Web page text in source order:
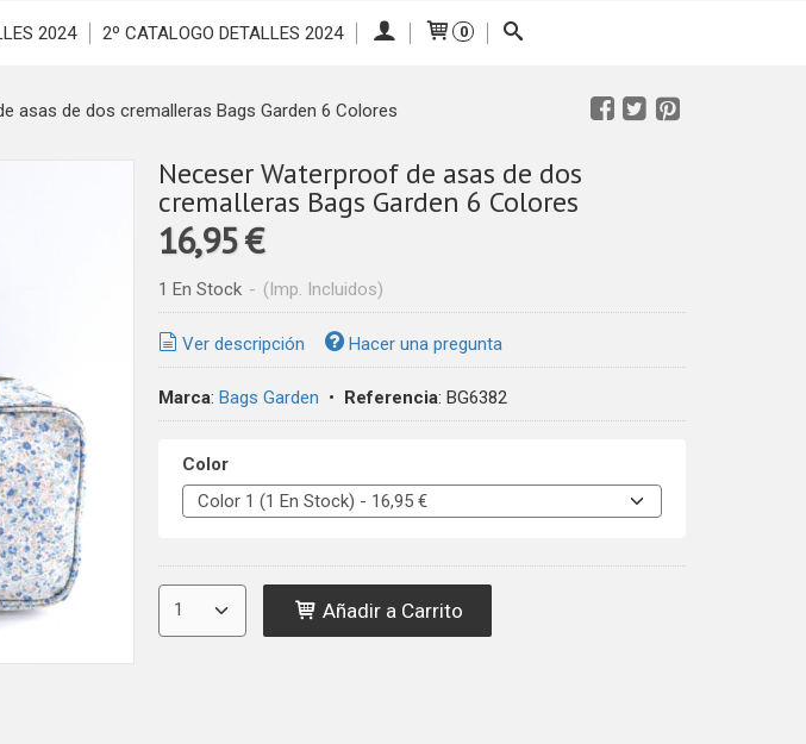
2024 2º CATALOGO DETALLES 2024 0
asas de dos cremalleras Bags Garden 6 Colores
Neceser Waterproof de asas de dos
cremalleras Bags Garden 6 Colores
16,95 €
1 En Stock - (Imp. Incluidos)
Ver descripción Hacer una pregunta
Marca: Bags Garden • Referencia: BG6382
Color
Añadir a Carrito